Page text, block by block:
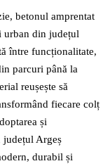
betonul amprentat
urban din județul
între funcționalitate,
parcuri până la
reușește să
fiecare colț
și
județul Argeș
durabil și